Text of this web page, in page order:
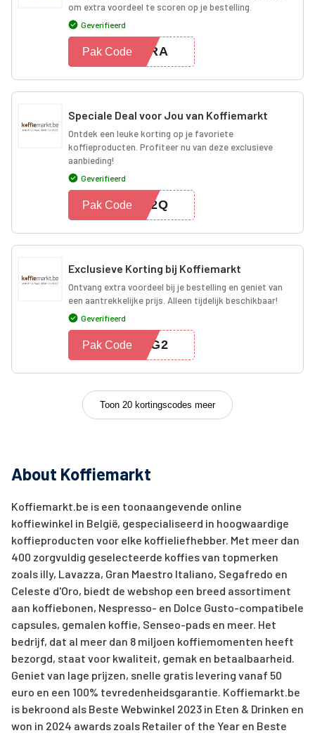
om extra voordeel te scoren op je bestelling.
Geverifieerd
XTRA
Pak Code
Speciale Deal voor Jou van Koffiemarkt
Ontdek een leuke korting op je favoriete
koffieproducten. Profiteer nu van deze exclusieve
aanbieding!
Geverifieerd
Q22Q
Pak Code
Exclusieve Korting bij Koffiemarkt
Ontvang extra voordeel bij je bestelling en geniet van
een aantrekkelijke prijs. Alleen tijdelijk beschikbaar!
Geverifieerd
ING2
Pak Code
Toon 20 kortingscodes meer
About Koffiemarkt
Koffiemarkt.be is een toonaangevende online
koffiewinkel in België, gespecialiseerd in hoogwaardige
koffieproducten voor elke koffieliefhebber. Met meer dan
400 zorgvuldig geselecteerde koffies van topmerken
zoals illy, Lavazza, Gran Maestro Italiano, Segafredo en
Celeste d'Oro, biedt de webshop een breed assortiment
aan koffiebonen, Nespresso- en Dolce Gusto-compatibele
capsules, gemalen koffie, Senseo-pads en meer. Het
bedrijf, dat al meer dan 8 miljoen koffiemomenten heeft
bezorgd, staat voor kwaliteit, gemak en betaalbaarheid.
Geniet van lage prijzen, snelle gratis levering vanaf 50
euro en een 100% tevredenheidsgarantie. Koffiemarkt.be
is bekroond als Beste Webwinkel 2023 in Eten & Drinken en
won in 2024 awards zoals Retailer of the Year en Beste